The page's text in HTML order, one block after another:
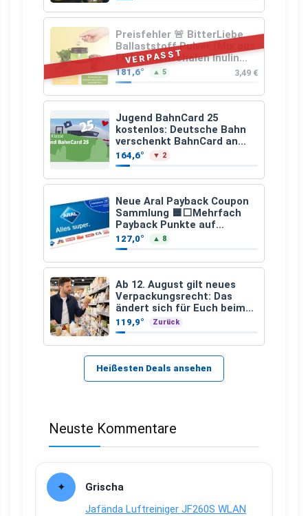
VERPASST
Preisfehler 🚨 BitterLiebe
Ballaststoff Pulver (Mix aus
Flohsamenschalen Inulin
(Präbiotika) Leinsamen &
Apfelfaser)
181,6° ▲ 5 3,49 €
Jugend BahnCard 25
kostenlos: Deutsche Bahn
verschenkt BahnCard an
Kinder und Jugendliche
164,6° ▼ 2
Neue Aral Payback Coupon
Sammlung 🟦⬜Mehrfach
Payback Punkte auf
Kraftstoffe und Erdgas
127,0° ▲ 8
Ab 12. August gilt neues
Verpackungsrecht: Das
ändert sich für Euch beim
Einkauf
119,9° Zurück
Heißesten Deals ansehen
Neuste Kommentare
Grischa
Jafända Luftreiniger JF260S WLAN